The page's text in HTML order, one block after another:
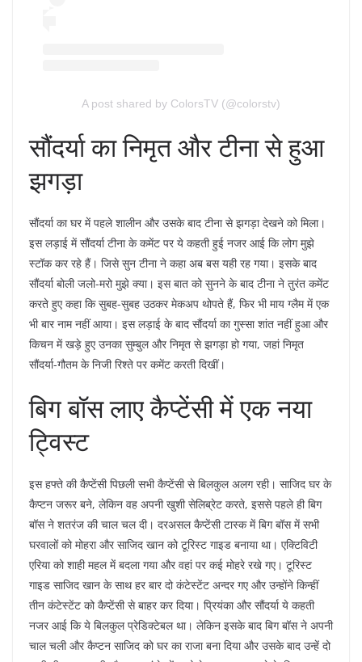
A post shared by ColorsTV (@colorstv)
सौंदर्या का निमृत और टीना से हुआ
झगड़ा
सौंदर्या का घर में पहले शालीन और उसके बाद टीना से झगड़ा देखने को मिला।
इस लड़ाई में सौंदर्या टीना के कमेंट पर ये कहती हुई नजर आई कि लोग मुझे
स्टॉक कर रहे हैं। जिसे सुन टीना ने कहा अब बस यही रह गया। इसके बाद
सौंदर्या बोली जलो-मरो मुझे क्या। इस बात को सुनने के बाद टीना ने तुरंत कमेंट
करते हुए कहा कि सुबह-सुबह उठकर मेकअप थोपते हैं, फिर भी माय ग्लैम में एक
भी बार नाम नहीं आया। इस लड़ाई के बाद सौंदर्या का गुस्सा शांत नहीं हुआ और
किचन में खड़े हुए उनका सुम्बुल और निमृत से झगड़ा हो गया, जहां निमृत
सौंदर्या-गौतम के निजी रिश्ते पर कमेंट करती दिखीं।
बिग बॉस लाए कैप्टेंसी में एक नया
ट्विस्ट
इस हफ्ते की कैप्टेंसी पिछली सभी कैप्टेंसी से बिलकुल अलग रही। साजिद घर के
कैप्टन जरूर बने, लेकिन वह अपनी खुशी सेलिब्रेट करते, इससे पहले ही बिग
बॉस ने शतरंज की चाल चल दी। दरअसल कैप्टेंसी टास्क में बिग बॉस में सभी
घरवालों को मोहरा और साजिद खान को टूरिस्ट गाइड बनाया था। एक्टिविटी
एरिया को शाही महल में बदला गया और वहां पर कई मोहरे रखे गए। टूरिस्ट
गाइड साजिद खान के साथ हर बार दो कंटेस्टेंट अन्दर गए और उन्होंने किन्हीं
तीन कंटेस्टेंट को कैप्टेंसी से बाहर कर दिया। प्रियंका और सौंदर्या ये कहती
नजर आई कि ये बिलकुल प्रेडिक्टेबल था। लेकिन इसके बाद बिग बॉस ने अपनी
चाल चली और कैप्टन साजिद को घर का राजा बना दिया और उसके बाद उन्हें दो